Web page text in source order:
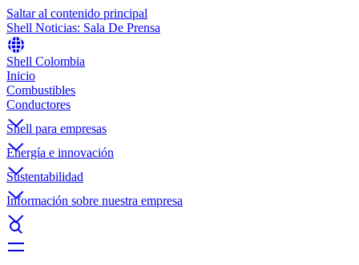
Saltar al contenido principal
Shell Noticias: Sala De Prensa
Shell Colombia
Inicio
Combustibles
Conductores
Shell para empresas
Energía e innovación
Sustentabilidad
Información sobre nuestra empresa